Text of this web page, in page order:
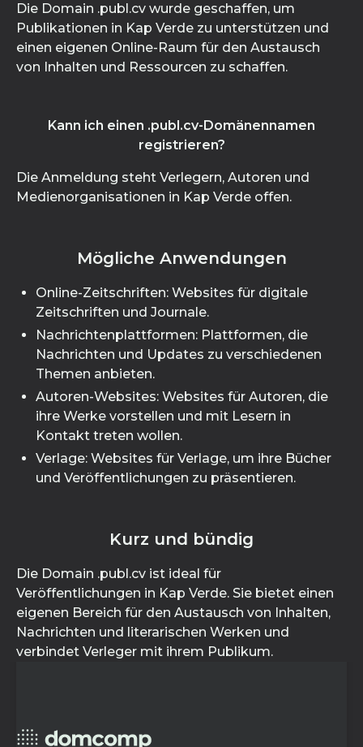
Die Domain .publ.cv wurde geschaffen, um
Publikationen in Kap Verde zu unterstützen und
einen eigenen Online-Raum für den Austausch
von Inhalten und Ressourcen zu schaffen.
Kann ich einen .publ.cv-Domänennamen
registrieren?
Die Anmeldung steht Verlegern, Autoren und
Medienorganisationen in Kap Verde offen.
Mögliche Anwendungen
Online-Zeitschriften: Websites für digitale
Zeitschriften und Journale.
Nachrichtenplattformen: Plattformen, die
Nachrichten und Updates zu verschiedenen
Themen anbieten.
Autoren-Websites: Websites für Autoren, die
ihre Werke vorstellen und mit Lesern in
Kontakt treten wollen.
Verlage: Websites für Verlage, um ihre Bücher
und Veröffentlichungen zu präsentieren.
Kurz und bündig
Die Domain .publ.cv ist ideal für
Veröffentlichungen in Kap Verde. Sie bietet einen
eigenen Bereich für den Austausch von Inhalten,
Nachrichten und literarischen Werken und
verbindet Verleger mit ihrem Publikum.